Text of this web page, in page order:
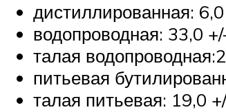
дистиллированная:
водопроводная: 33,0
талая
питьевая
талая питьевая: 19,0